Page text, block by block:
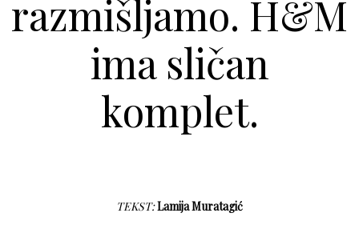
razmišljamo. H&M
ima sličan
komplet.
TEKST:Lamija Muratagić